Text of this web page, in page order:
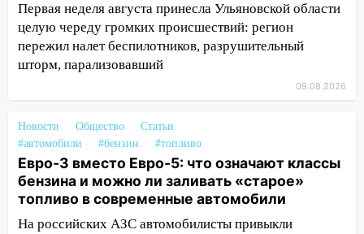
17:00
«Ульяновскалипсис»: последствия
урагана 8 августа
16:38 Прогноз погоды в Ульяновской
Ульяновске отменили фестиваль «Наше
время»
16:17 Мелекесский район первым в
Ульяновской области намолотил более
100 тысяч тонн зерна
Первая неделя августа принесла Ульяновской области
целую череду громких происшествий: регион
пережил налет беспилотников, разрушительный
шторм, парализовавший
09.08.2026
Новости Общество
Статьи
#автомобили
#бензин #топливо
Евро-3 вместо Евро-5: что означают классы
бензина и можно ли заливать «старое»
топливо в современные автомобили
На российских АЗС автомобилисты привыкли